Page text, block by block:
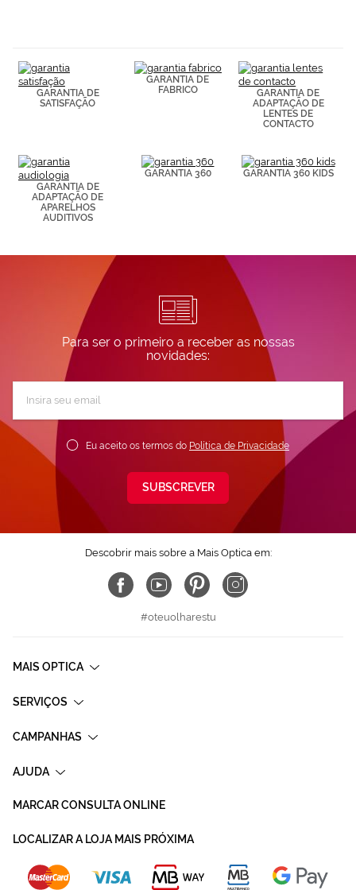
GARANTIA DE
SATISFAÇÃO
GARANTIA DE
FABRICO
GARANTIA DE
ADAPTAÇÃO DE
LENTES DE
CONTACTO
GARANTIA DE
ADAPTAÇÃO DE
APARELHOS
AUDITIVOS
GARANTIA 360 GARANTIA 360 KIDS
Para ser o primeiro a receber as nossas
novidades:
Newsletter:
Eu aceito os termos do Política de Privacidade
SUBSCREVER
Descobrir mais sobre a Mais Optica em:
#oteuolharestu
MAIS OPTICA
SERVIÇOS
CAMPANHAS
AJUDA
MARCAR CONSULTA ONLINE
LOCALIZAR A LOJA MAIS PRÓXIMA